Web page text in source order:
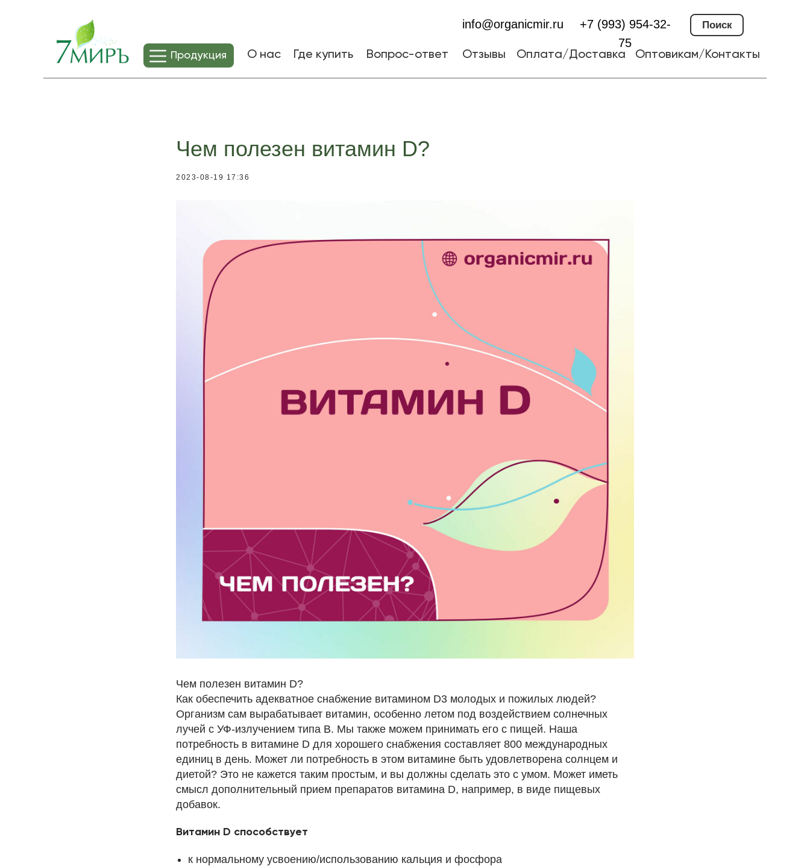
О нас Где купить Вопрос-ответ Отзывы Оплата/Доставка Оптовикам/Контакты
Поиск
info@organicmir.ru
+7 (993) 954-32-
75
Продукция
Чем полезен витамин D?
2023-08-19 17:36
Чем полезен витамин D?
Как обеспечить адекватное снабжение витамином D3 молодых и пожилых людей?
Организм сам вырабатывает витамин, особенно летом под воздействием солнечных
лучей с УФ-излучением типа В. Мы также можем принимать его с пищей. Наша
потребность в витамине D для хорошего снабжения составляет 800 международных
единиц в день. Может ли потребность в этом витамине быть удовлетворена солнцем и
диетой? Это не кажется таким простым, и вы должны сделать это с умом. Может иметь
смысл дополнительный прием препаратов витамина D, например, в виде пищевых
добавок.
Витамин D способствует
к нормальному усвоению/использованию кальция и фосфора